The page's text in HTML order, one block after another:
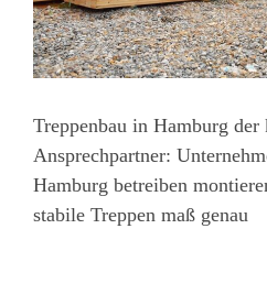
Treppenbau in Hamburg der
Ansprechpartner:
Hamburg betreiben
stabile Treppen maß genau